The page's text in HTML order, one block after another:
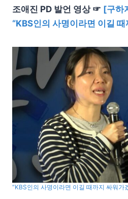
조애진 PD 발언 영상 ☞ [구하
“KBS인의 사명이라면 이길
“KBS인의 사명이라면 이길 때까지 싸워가